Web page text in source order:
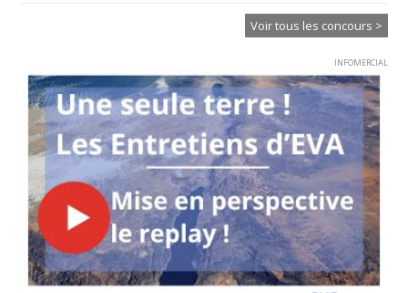
Voir tous les concours >
INFOMERCIAL